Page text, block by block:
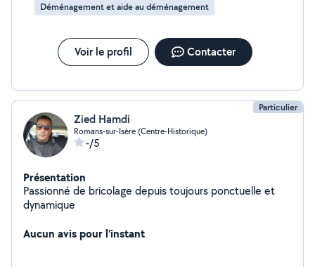
Déménagement et aide au déménagement
Voir le profil Contacter
Particulier
Zied Hamdi
Romans-sur-Isère (Centre-Historique)
-/5
Présentation
Passionné de bricolage depuis toujours ponctuelle et
dynamique
Aucun avis pour l'instant